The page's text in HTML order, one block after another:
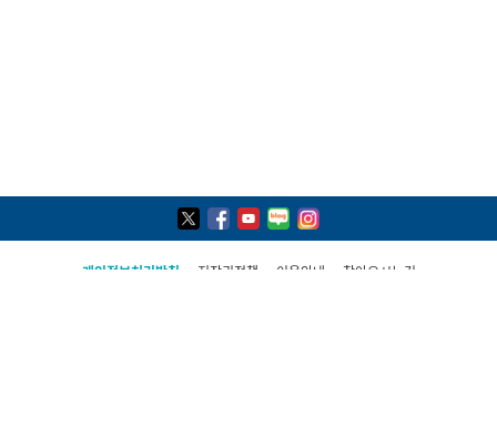
개인정보처리방침 저작권정책 이용안내
찾아오시는길